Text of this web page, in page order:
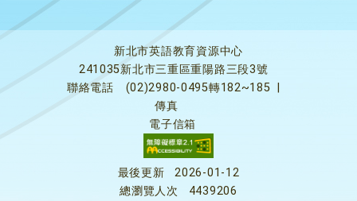
新北市英語教育資源中心
241035新北市三重區重陽路三段3號
聯絡電話
(02)2980-0495轉182~185
傳真
電子信箱
最後更新
2026-01-12
總瀏覽人次
4439206